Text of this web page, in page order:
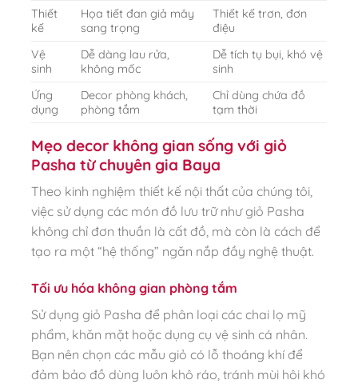
Thiết
kế
Họa tiết đan giả mây
sang trọng
Thiết kế trơn, đơn
điệu
Vệ
sinh
Dễ dàng lau rửa,
không mốc
Dễ tích tụ bụi, khó vệ
sinh
Ứng
dụng
Decor phòng khách,
phòng tắm
Chỉ dùng chứa đồ
tạm thời
Mẹo decor không gian sống với giỏ
Pasha từ chuyên gia Baya
Theo kinh nghiệm thiết kế nội thất của chúng tôi,
việc sử dụng các món đồ lưu trữ như giỏ Pasha
không chỉ đơn thuần là cất đồ, mà còn là cách để
tạo ra một “hệ thống” ngăn nắp đầy nghệ thuật.
Tối ưu hóa không gian phòng tắm
Sử dụng giỏ Pasha để phân loại các chai lọ mỹ
phẩm, khăn mặt hoặc dụng cụ vệ sinh cá nhân.
Bạn nên chọn các mẫu giỏ có lỗ thoáng khí để
đảm bảo đồ dùng luôn khô ráo, tránh mùi hôi khó